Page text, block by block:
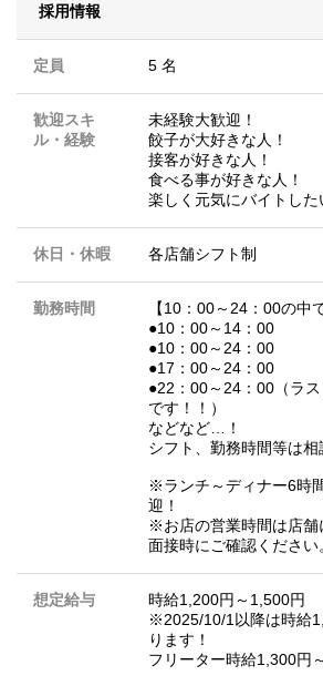
採用情報
定員 5 名
歓迎スキ
ル・経験
未経験大歓迎！
餃子が大好きな人！
接客が好きな人！
食べる事が好きな人！
楽しく元気にバイトした
休日・休暇 各店舗シフト制
勤務時間
【10：00～24：00の中
●10：00～14：00
●10：00～24：00
●17：00～24：00
●22：00～24：00（ラ
です！！）
などなど…！
シフト、勤務時間等は相
※ランチ～ディナー6時
迎！
※お店の営業時間は店舗
面接時にご確認ください
想定給与
時給1,200円～1,500円
※2025/10/1以降は時給
ります！
フリーター時給1,300円